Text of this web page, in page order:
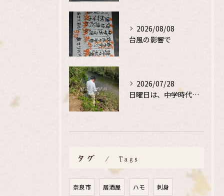
2026/08/08
台風の影響で
2026/07/28
日曜日は、中学時代の、同級生と鮎釣り
タグ Tags
奈良市 居酒屋 ハモ 刺身